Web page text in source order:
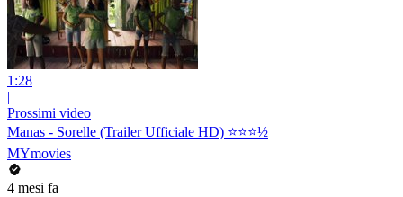
1:28
|
Prossimi video
Manas - Sorelle (Trailer Ufficiale HD) ⭐️⭐️⭐️½
MYmovies
4 mesi fa